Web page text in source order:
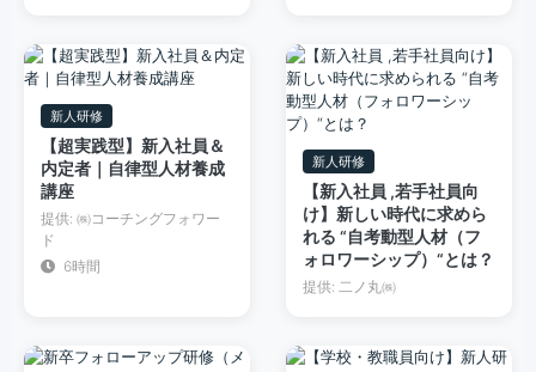
新人研修
【超実践型】新入社員＆
内定者｜自律型人材養成
講座
提供: ㈱コーチングフォワー
ド
6時間
新人研修
【新入社員 ,若手社員向
け】新しい時代に求めら
れる “自考動型人材（フ
ォロワーシップ）“とは？
提供: 二ノ丸㈱